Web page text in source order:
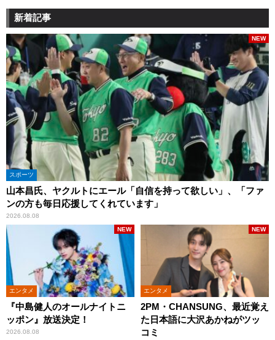
新着記事
スポーツ
山本昌氏、ヤクルトにエール「自信を持って欲しい」、「ファ
ンの方も毎日応援してくれています」
2026.08.08
NEW
エンタメ
『中島健人のオールナイトニ
ッポン』放送決定！
2026.08.08
NEW
エンタメ
2PM・CHANSUNG、最近覚え
た日本語に大沢あかねがツッ
コミ
NEW